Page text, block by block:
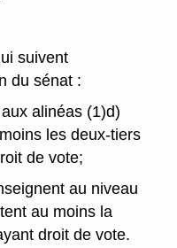
suivent
du sénat :
alinéas (1)d)
les deux-tiers
de vote;
au niveau
au moins la
droit de vote.